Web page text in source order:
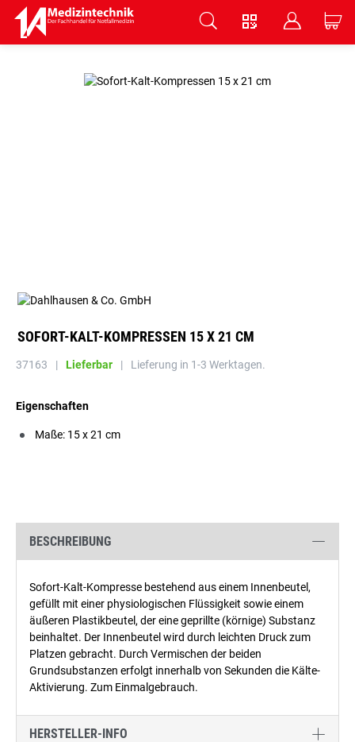
V B C
SOFORT-KALT-KOMPRESSEN 15 X 21 CM
37163 | Lieferbar | Lieferung in 1-3 Werktagen.
Eigenschaften
Maße: 15 x 21 cm
BESCHREIBUNG
Sofort-Kalt-Kompresse bestehend aus einem Innenbeutel,
gefüllt mit einer physiologischen Flüssigkeit sowie einem
äußeren Plastikbeutel, der eine geprillte (körnige) Substanz
beinhaltet. Der Innenbeutel wird durch leichten Druck zum
Platzen gebracht. Durch Vermischen der beiden
Grundsubstanzen erfolgt innerhalb von Sekunden die Kälte-
Aktivierung. Zum Einmalgebrauch.
HERSTELLER-INFO